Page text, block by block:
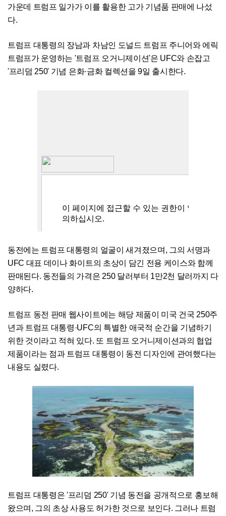
가운데 트럼프 일가가 이를 활용한 고가 기념품 판매에 나섰
다.
트럼프 대통령의 장남과 차남인 도널드 트럼프 주니어와 에릭
트럼프가 운영하는 '트럼프 오거니제이션'은 UFC와 손잡고
'프리덤 250' 기념 은화·금화 컬렉션을 9일 출시한다.
동전에는 트럼프 대통령의 얼굴이 새겨졌으며, 그의 서명과
UFC 대표 데이나 화이트의 초상이 담긴 전용 케이스와 함께
판매된다. 동전들의 가격은 250 달러부터 1만2천 달러까지 다
양하다.
트럼프 동전 판매 웹사이트에는 해당 제품이 미국 건국 250주
년과 트럼프 대통령·UFC의 특별한 애국적 순간을 기념하기
위한 것이라고 적혀 있다. 또 트럼프 오거니제이션과의 협업
제품이라는 점과 트럼프 대통령이 동전 디자인에 관여했다는
내용도 실렸다.
트럼프 대통령은 '프리덤 250' 기념 동전을 공개적으로 홍보해
왔으며, 그의 초상 사용도 허가한 것으로 보인다. 그러나 트럼